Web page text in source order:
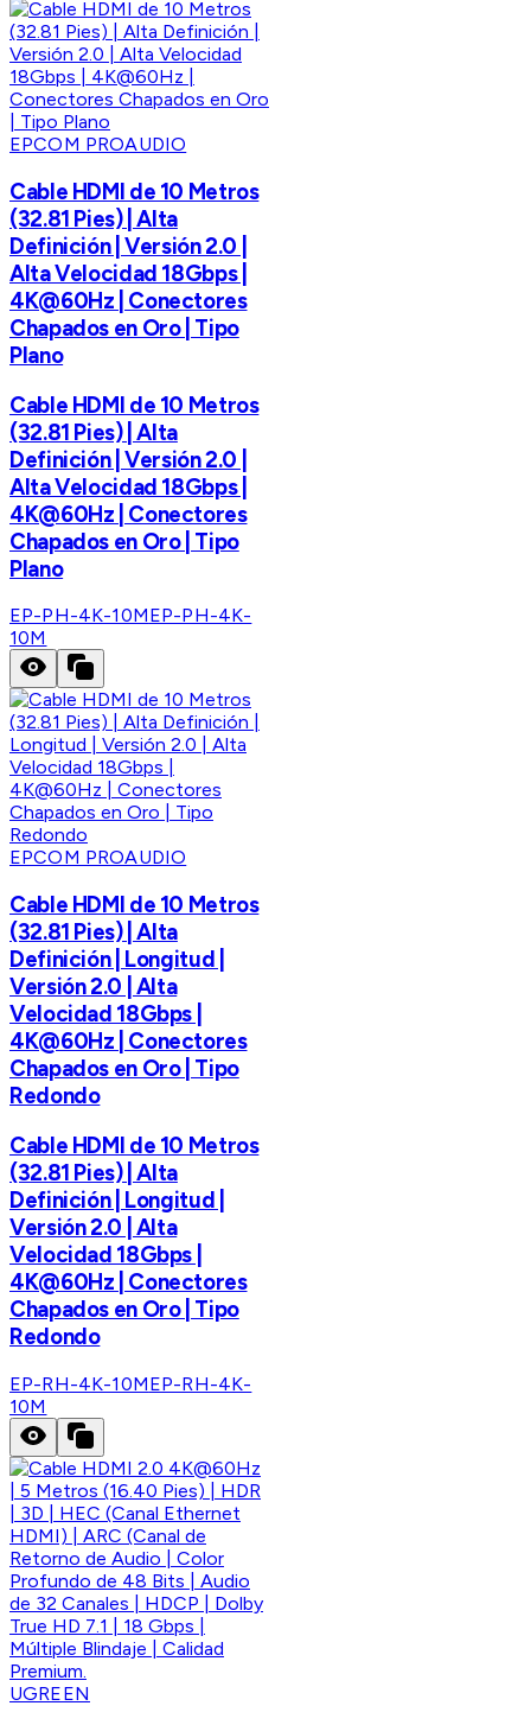
EPCOM PROAUDIO
Cable HDMI de 10 Metros
(32.81 Pies) | Alta
Definición | Versión 2.0 |
Alta Velocidad 18Gbps |
4K@60Hz | Conectores
Chapados en Oro | Tipo
Plano
Cable HDMI de 10 Metros
(32.81 Pies) | Alta
Definición | Versión 2.0 |
Alta Velocidad 18Gbps |
4K@60Hz | Conectores
Chapados en Oro | Tipo
Plano
EP-PH-4K-10MEP-PH-4K-
10M
EPCOM PROAUDIO
Cable HDMI de 10 Metros
(32.81 Pies) | Alta
Definición | Longitud |
Versión 2.0 | Alta
Velocidad 18Gbps |
4K@60Hz | Conectores
Chapados en Oro | Tipo
Redondo
Cable HDMI de 10 Metros
(32.81 Pies) | Alta
Definición | Longitud |
Versión 2.0 | Alta
Velocidad 18Gbps |
4K@60Hz | Conectores
Chapados en Oro | Tipo
Redondo
EP-RH-4K-10MEP-RH-4K-
10M
UGREEN